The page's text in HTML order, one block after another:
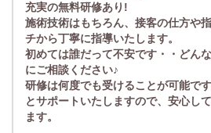
充実の無料研修あり!
施術技術はもちろん、接客の仕方や
チから丁寧に指導いたします。
初めては誰だって不安です・・どん
にご相談ください♪
研修は何度でも受けることが可能で
とサポートいたしますので、安心し
ます。